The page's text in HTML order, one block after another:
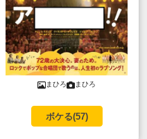
まひろ まひろ
ボケる(57)